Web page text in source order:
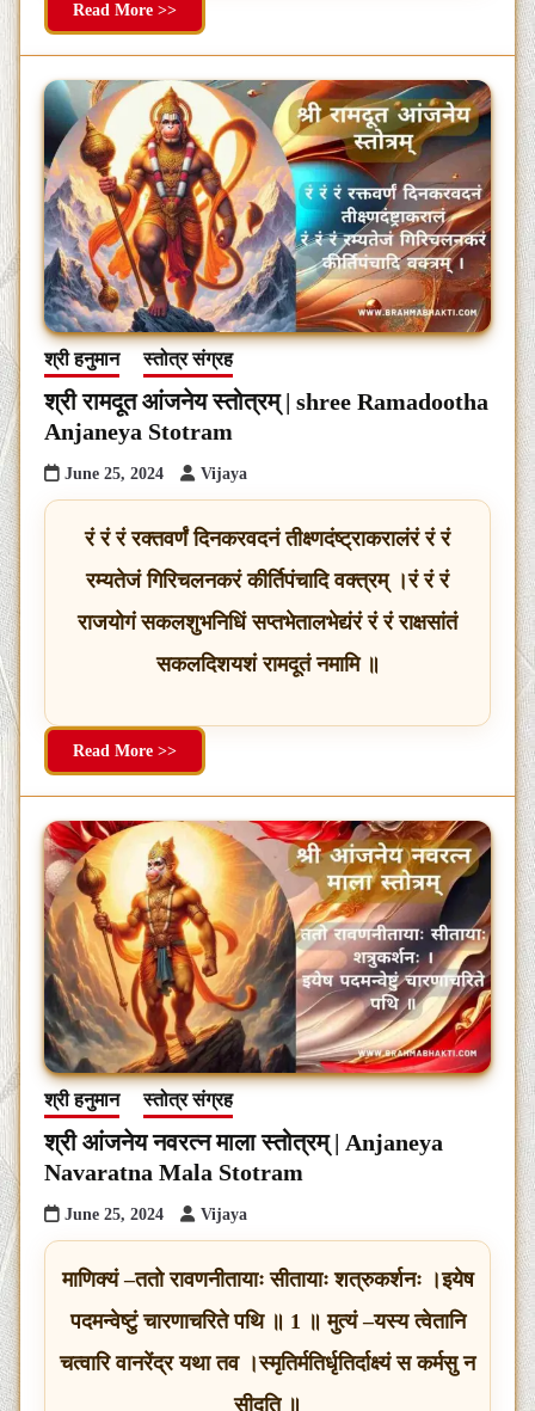
Read More >>
श्री हनुमान स्तोत्र संग्रह
श्री रामदूत आंजनेय स्तोत्रम् | shree Ramadootha
Anjaneya Stotram
June 25, 2024 Vijaya
रं रं रं रक्तवर्णं दिनकरवदनं तीक्ष्णदंष्ट्राकरालंरं रं रं
रम्यतेजं गिरिचलनकरं कीर्तिपंचादि वक्त्रम् ।रं रं रं
राजयोगं सकलशुभनिधिं सप्तभेतालभेद्यंरं रं रं राक्षसांतं
सकलदिशयशं रामदूतं नमामि ॥
Read More >>
श्री हनुमान स्तोत्र संग्रह
श्री आंजनेय नवरत्न माला स्तोत्रम् | Anjaneya
Navaratna Mala Stotram
June 25, 2024 Vijaya
माणिक्यं –ततो रावणनीतायाः सीतायाः शत्रुकर्शनः ।इयेष
पदमन्वेष्टुं चारणाचरिते पथि ॥ 1 ॥ मुत्यं –यस्य त्वेतानि
चत्वारि वानरेंद्र यथा तव ।स्मृतिर्मतिर्धृतिर्दाक्ष्यं स कर्मसु न
सीदति ॥